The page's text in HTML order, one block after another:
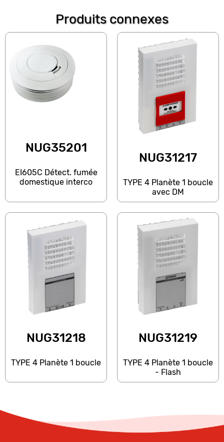
Produits connexes
NUG35201
EI605C Détect. fumée
domestique interco
NUG31217
TYPE 4 Planète 1 boucle
avec DM
NUG31218
TYPE 4 Planète 1 boucle
NUG31219
TYPE 4 Planète 1 boucle
- Flash